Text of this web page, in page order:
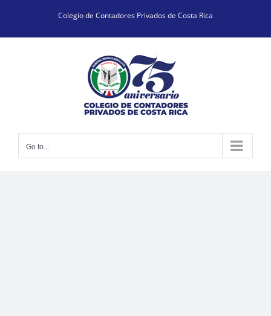
content
Colegio de Contadores Privados de Costa Rica
Go to...